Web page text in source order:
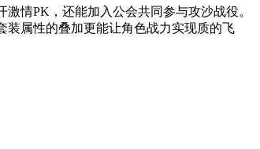
情PK，还能加入公会共同参与攻沙战役。
装属性的叠加更能让角色战力实现质的飞